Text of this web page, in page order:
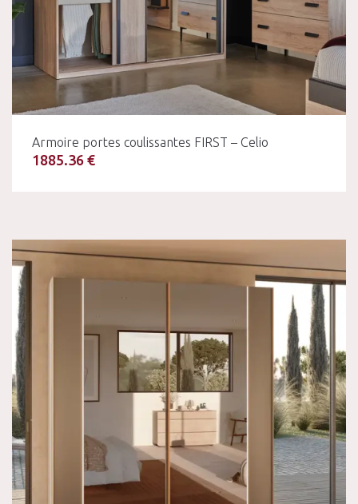
Armoire portes coulissantes FIRST – Celio
1885.36 €